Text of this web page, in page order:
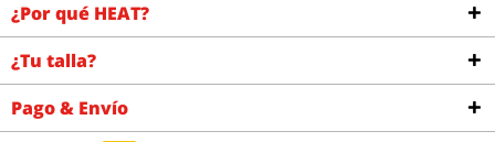
¿Por qué HEAT?
¿Tu talla?
Pago & Envío